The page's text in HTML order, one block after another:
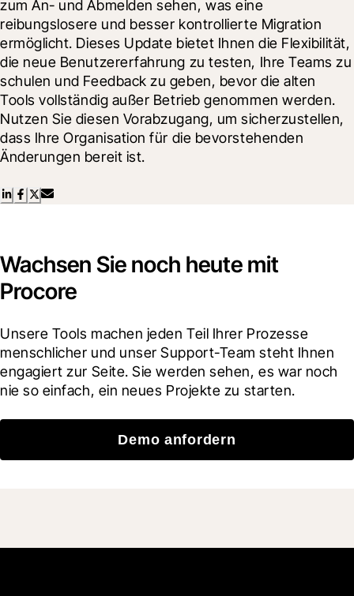
zum An- und Abmelden sehen, was eine
reibungslosere und besser kontrollierte Migration
ermöglicht. Dieses Update bietet Ihnen die Flexibilität,
die neue Benutzererfahrung zu testen, Ihre Teams zu
schulen und Feedback zu geben, bevor die alten
Tools vollständig außer Betrieb genommen werden.
Nutzen Sie diesen Vorabzugang, um sicherzustellen,
dass Ihre Organisation für die bevorstehenden
Änderungen bereit ist.
Wachsen Sie noch heute mit
Procore
Unsere Tools machen jeden Teil Ihrer Prozesse
menschlicher und unser Support-Team steht Ihnen
engagiert zur Seite. Sie werden sehen, es war noch
nie so einfach, ein neues Projekte zu starten.
Demo anfordern